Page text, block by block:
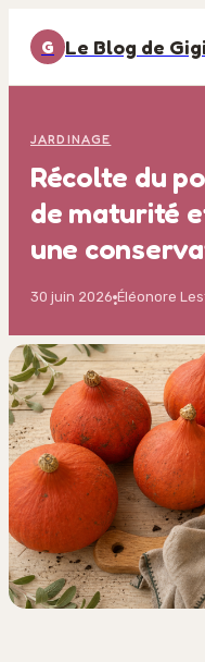
G Le Blog de Gigi
JARDINAGE
Récolte du
de maturité
une
30 juin 2026·Éléonore